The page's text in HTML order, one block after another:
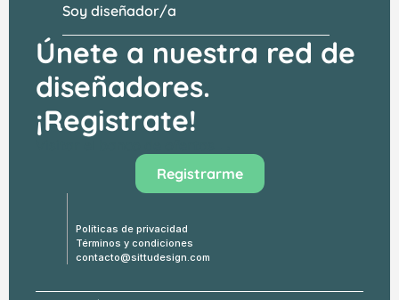
Soy diseñador/a
Únete a nuestra red de
diseñadores.
¡Registrate!
Registrarme
Políticas de privacidad
Términos y condiciones
contacto@sittudesign.com
¿Eres diseñador? Hazle una propuesta a